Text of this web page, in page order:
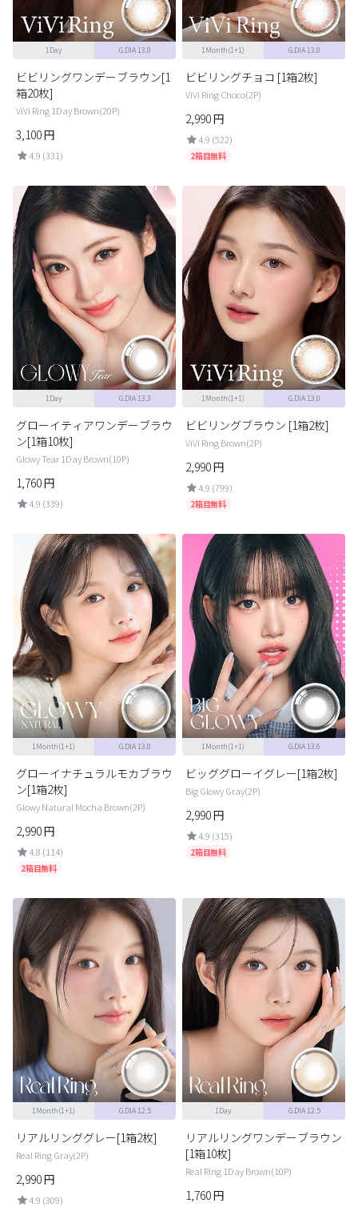
1Day G.DIA 13.0
ビビリングワンデーブラウン[1
箱20枚]
ViVi Ring 1Day Brown(20P)
3,100円
4.9 (331)
1Month(1+1) G.DIA 13.0
ビビリングチョコ [1箱2枚]
ViVi Ring Choco(2P)
2,990円
4.9 (522)
2箱目無料
1Day G.DIA 13.3
グローイティアワンデーブラウ
ン[1箱10枚]
Glowy Tear 1Day Brown(10P)
1,760円
4.9 (339)
1Month(1+1) G.DIA 13.0
ビビリングブラウン [1箱2枚]
ViVi Ring Brown(2P)
2,990円
4.9 (799)
2箱目無料
1Month(1+1) G.DIA 13.0
グローイナチュラルモカブラウ
ン[1箱2枚]
Glowy Natural Mocha Brown(2P)
2,990円
4.8 (114)
2箱目無料
1Month(1+1) G.DIA 13.6
ビッググローイグレー[1箱2枚]
Big Glowy Gray(2P)
2,990円
4.9 (315)
2箱目無料
1Month(1+1) G.DIA 12.5
リアルリンググレー[1箱2枚]
Real Ring Gray(2P)
2,990円
4.9 (309)
1Day G.DIA 12.5
リアルリングワンデーブラウン
[1箱10枚]
Real Ring 1Day Brown(10P)
1,760円